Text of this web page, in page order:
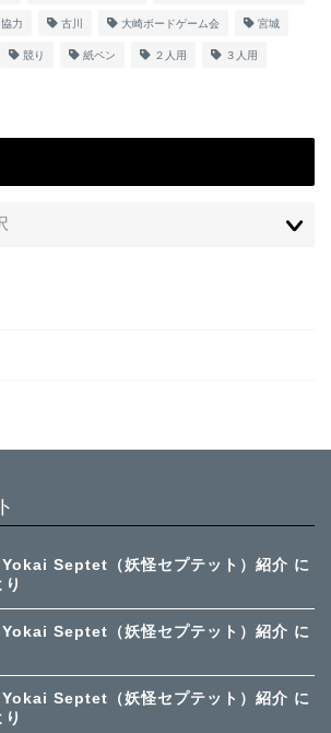
協力 古川 大崎ボードゲーム会 宮城
競り 紙ペン ２人用 ３人用
Septet（妖怪セプテット）紹介 に
り
Septet（妖怪セプテット）紹介 に
Septet（妖怪セプテット）紹介 に
り